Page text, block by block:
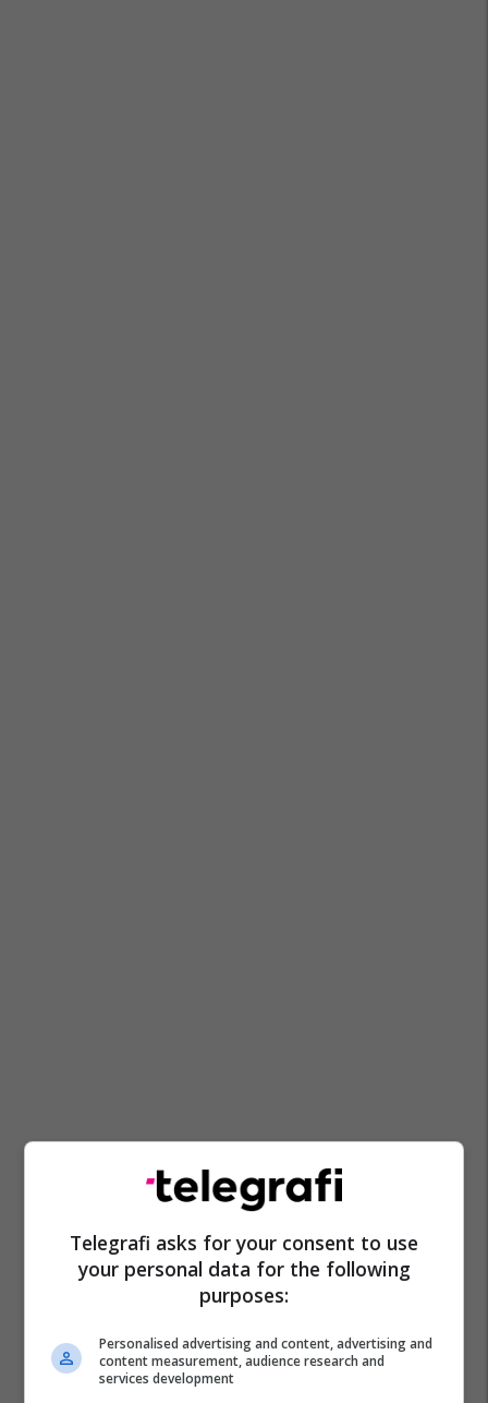
Telegrafi asks for your consent to use
your personal data for the following
purposes:
Personalised advertising and content, advertising and
content measurement, audience research and
services development